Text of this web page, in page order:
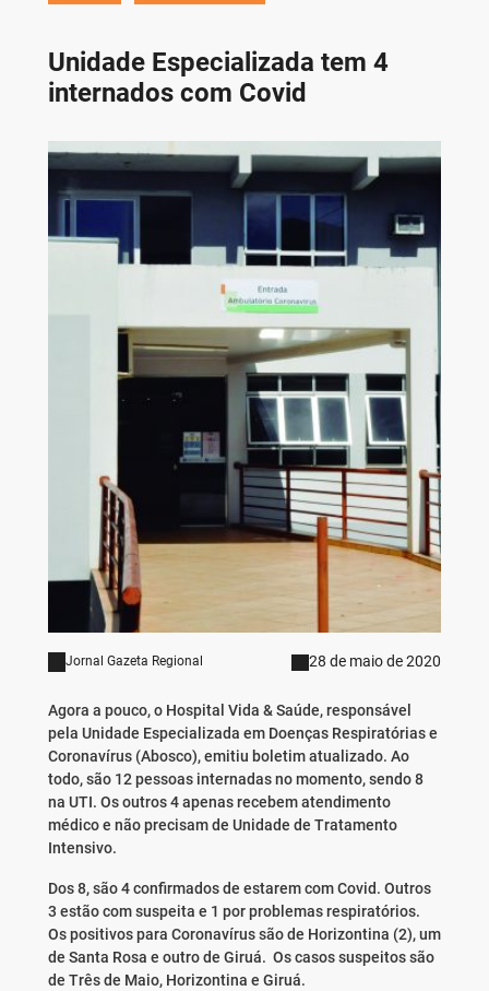
Unidade Especializada tem 4
internados com Covid
Jornal Gazeta Regional 28 de maio de 2020
Agora a pouco, o Hospital Vida & Saúde, responsável
pela Unidade Especializada em Doenças Respiratórias e
Coronavírus (Abosco), emitiu boletim atualizado. Ao
todo, são 12 pessoas internadas no momento, sendo 8
na UTI. Os outros 4 apenas recebem atendimento
médico e não precisam de Unidade de Tratamento
Intensivo.
Dos 8, são 4 confirmados de estarem com Covid. Outros
3 estão com suspeita e 1 por problemas respiratórios.
Os positivos para Coronavírus são de Horizontina (2), um
de Santa Rosa e outro de Giruá. Os casos suspeitos são
de Três de Maio, Horizontina e Giruá.